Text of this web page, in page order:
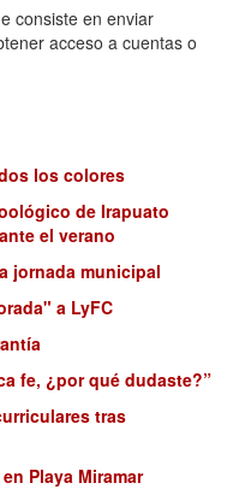
consiste en enviar
acceso a cuentas o
los colores
de Irapuato
el verano
jornada municipal
a LyFC
fe, ¿por qué dudaste?”
tras
Playa Miramar